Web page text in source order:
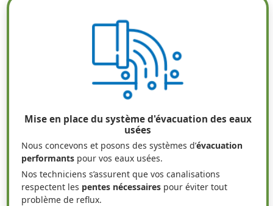
Mise en place du système d'évacuation des eaux
usées
Nous concevons et posons des systèmes d’évacuation
performants pour vos eaux usées.
Nos techniciens s’assurent que vos canalisations
respectent les pentes nécessaires pour éviter tout
problème de reflux.